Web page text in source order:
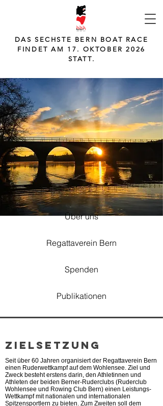
DAS SECHSTE BERN BOAT RACE
FINDET AM 17. OKTOBER 2026
STATT.
Über uns
Regattaverein Bern
Spenden
Publikationen
Zielsetzung
Seit über 60 Jahren organisiert der Regattaverein Bern
einen Ruderwettkampf auf dem Wohlensee. Ziel und
Zweck besteht erstens darin, den Athletinnen und
Athleten der beiden Berner-Ruderclubs (Ruderclub
Wohlensee und Rowing Club Bern) einen Leistungs-
Wettkampf mit nationalen und internationalen
Spitzensportlern zu bieten. Zum Zweiten soll dem